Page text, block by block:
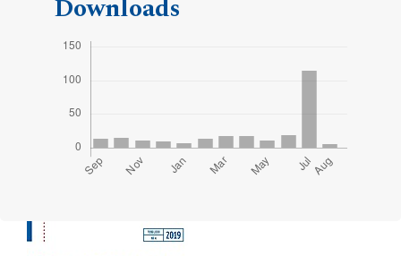
Downloads
Cover image